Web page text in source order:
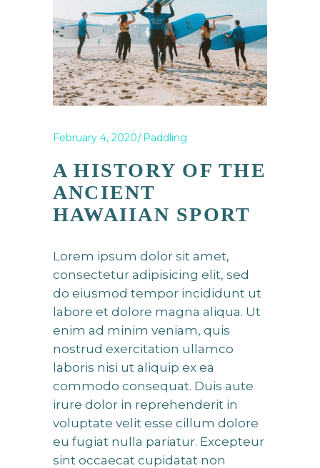
February 4, 2020 Paddling
A HISTORY OF THE
ANCIENT
HAWAIIAN SPORT
Lorem ipsum dolor sit amet,
consectetur adipisicing elit, sed
do eiusmod tempor incididunt ut
labore et dolore magna aliqua. Ut
enim ad minim veniam, quis
nostrud exercitation ullamco
laboris nisi ut aliquip ex ea
commodo consequat. Duis aute
irure dolor in reprehenderit in
voluptate velit esse cillum dolore
eu fugiat nulla pariatur. Excepteur
sint occaecat cupidatat non